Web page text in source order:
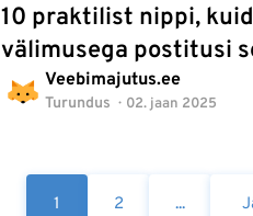
10 praktilist nippi,
välimusega postitusi
Veebimajutus.ee
Turundus 02. jaan 2025
1 2 ...